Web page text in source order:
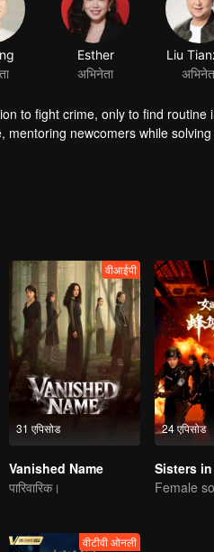
Esther
अभिनेता
Liu
to fight crime, only to find
newcomers while
into an exceptional captain. His
31 एपिसोड
वीआईपी
Vanished Name
पारिवारिक।
24 एपिसोड
Sisters
वीटीवी ओनली